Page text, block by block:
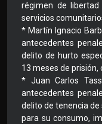
régimen de
servicios
* Martín Ignacio
antecedentes
delito de hurto
13 meses de
* Juan Carlos
antecedentes
delito de tenencia
para su consumo,